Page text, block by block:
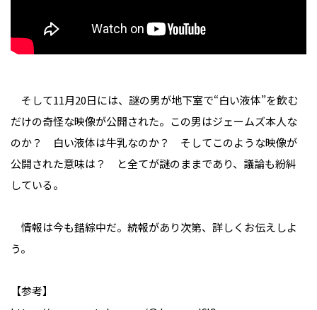
そして11月20日には、謎の男が地下室で“白い液体”を飲む
だけの奇怪な映像が公開された。この男はジェームズ本人な
のか？ 白い液体は牛乳なのか？ そしてこのような映像が
公開された意味は？ と全てが謎のままであり、議論も紛糾
している。
情報は今も錯綜中だ。続報があり次第、詳しくお伝えしよ
う。
【参考】